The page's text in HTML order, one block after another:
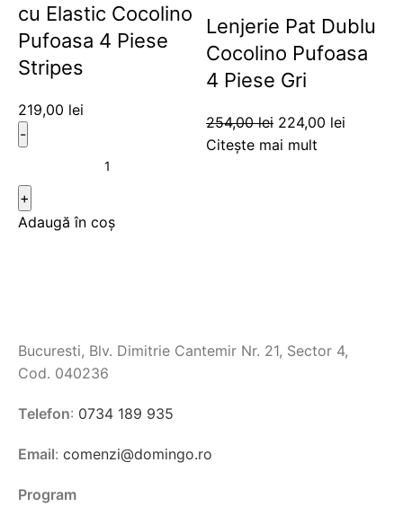
cu Elastic Cocolino
Pufoasa 4 Piese
Stripes
219,00 lei
Adaugă în coș
Lenjerie Pat Dublu
Cocolino Pufoasa
4 Piese Gri
254,00lei 224,00 lei
Citește mai mult
Bucuresti, Blv. Dimitrie Cantemir Nr. 21, Sector 4,
Cod. 040236
Telefon: 0734 189 935
Email: comenzi@domingo.ro
Program